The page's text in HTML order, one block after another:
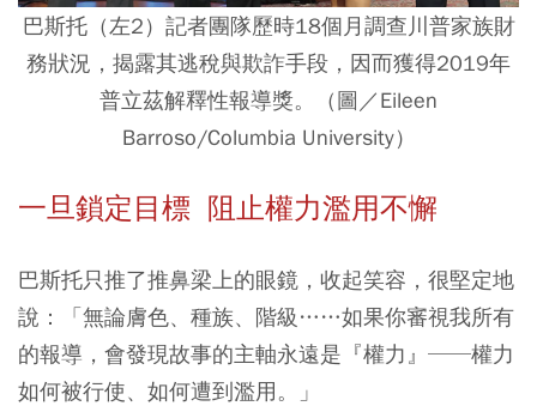
巴斯托（左2）記者團隊歷時18個月調查川普家族財
務狀況，揭露其逃稅與欺詐手段，因而獲得2019年
普立茲解釋性報導獎。
（圖／Eileen
Barroso/Columbia University）
一旦鎖定目標 阻止權力濫用不懈
巴斯托只推了推鼻梁上的眼鏡，收起笑容，很堅定地
說：「無論膚色、種族、階級……如果你審視我所有
的報導，會發現故事的主軸永遠是『權力』──權力
如何被行使、如何遭到濫用。」